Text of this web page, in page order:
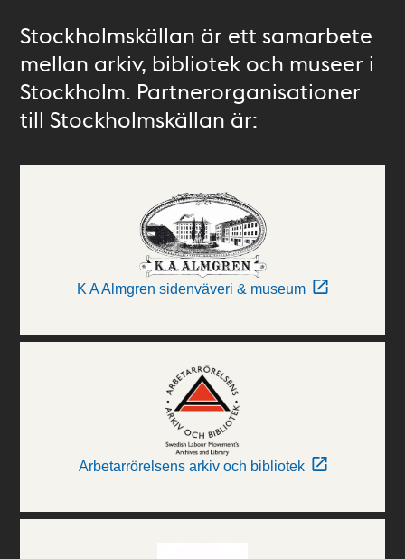
Stockholmskällan är ett samarbete
mellan arkiv, bibliotek och museer i
Stockholm. Partnerorganisationer
till Stockholmskällan är:
K A Almgren sidenväveri & museum
Arbetarrörelsens arkiv och bibliotek